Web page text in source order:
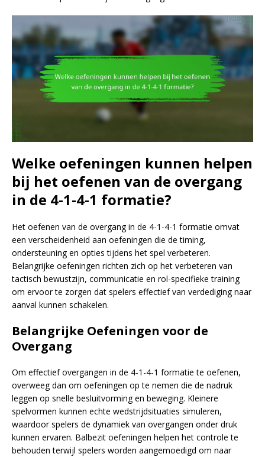
Welke oefeningen kunnen helpen
bij het oefenen van de overgang
in de 4-1-4-1 formatie?
Het oefenen van de overgang in de 4-1-4-1 formatie omvat
een verscheidenheid aan oefeningen die de timing,
ondersteuning en opties tijdens het spel verbeteren.
Belangrijke oefeningen richten zich op het verbeteren van
tactisch bewustzijn, communicatie en rol-specifieke training
om ervoor te zorgen dat spelers effectief van verdediging naar
aanval kunnen schakelen.
Belangrijke Oefeningen voor de
Overgang
Om effectief overgangen in de 4-1-4-1 formatie te oefenen,
overweeg dan om oefeningen op te nemen die de nadruk
leggen op snelle besluitvorming en beweging. Kleinere
spelvormen kunnen echte wedstrijdsituaties simuleren,
waardoor spelers de dynamiek van overgangen onder druk
kunnen ervaren. Balbezit oefeningen helpen het controle te
behouden terwijl spelers worden aangemoedigd om naar